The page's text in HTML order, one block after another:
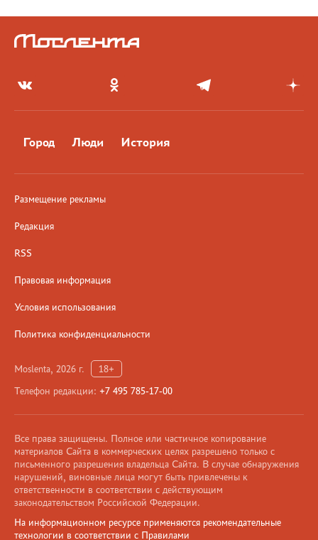
Город Люди История
Размещение рекламы
Редакция
RSS
Правовая информация
Условия использования
Политика конфиденциальности
Moslenta, 2026 г.
18+
Телефон редакции: +7 495 785-17-00
Все права защищены. Полное или частичное копирование
материалов Сайта в коммерческих целях разрешено только с
письменного разрешения владельца Сайта. В случае обнаружения
нарушений, виновные лица могут быть привлечены к
ответственности в соответствии с действующим
законодательством Российской Федерации.
На информационном ресурсе применяются рекомендательные
технологии в соответствии с Правилами